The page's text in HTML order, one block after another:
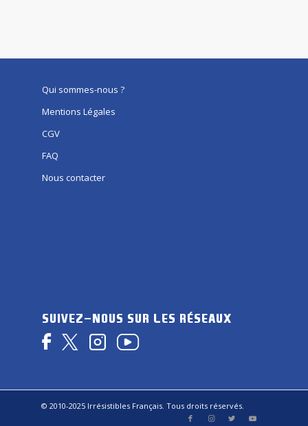
Qui sommes-nous ?
Mentions Légales
CGV
FAQ
Nous contacter
SUIVEZ-NOUS SUR LES RÉSEAUX
© 2010-2025 Irrésistibles Français. Tous droits réservés.